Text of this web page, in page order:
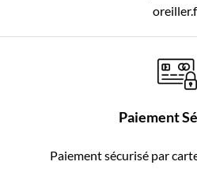
Paiement
Paiement sécurisé par